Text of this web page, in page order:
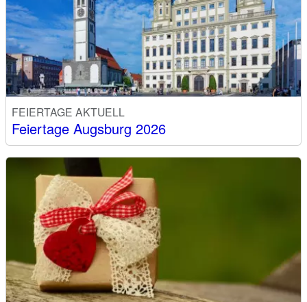
FEIERTAGE AKTUELL
Feiertage Augsburg 2026